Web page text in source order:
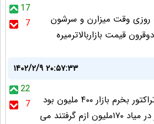
17
7
روزی وقت میزارن و سرشون
قیمت بازاربالاترمیره
۱۴۰۲/۲/۹ ۲۰:۵۷:۳۳
22
7
برج۹/۱۴۰۱می خواستم تراکتور بخرم بازار ۴۰۰ ملیون بود
گفتند ثپت نامی ارزانتر در میاد ۱۷۰ملیون ازم گرفتند می